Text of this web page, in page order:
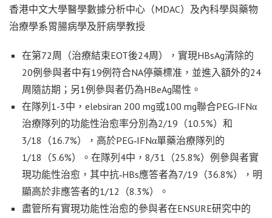
香港中文大學醫學數據分析中心（MDAC）及內科學與藥物
治療學系胃腸病學及肝病學教授
在第72周（治療結束EOT後24周），實現HBsAg清除的
20例參與者中有19例符合NA停藥標准，並進入額外的24
周隨訪期；另1例參與者仍為HBeAg陽性。
在隊列1-3中，elebsiran 200 mg或100 mg聯合PEG‑IFNα
治療隊列的功能性治愈率分別為2/19（10.5%）和
3/18（16.7%），高於PEG‑IFNα單藥治療隊列的
1/18（5.6%）。在隊列4中，8/31（25.8%）例參與者實
現功能性治愈，其中抗‑HBs應答者為7/19（36.8%），明
顯高於非應答者的1/12（8.3%）。
盡管所有實現功能性治愈的參與者在ENSURE研究中的